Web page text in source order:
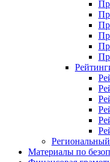
Материалы по